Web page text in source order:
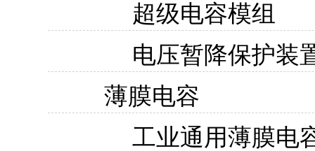
超级电容模组
电压暂降保护装
薄膜电容
工业通用薄膜电